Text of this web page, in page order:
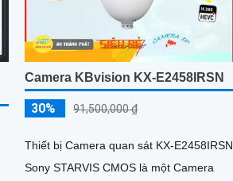
Camera KBvision KX-E2458IRSN
30% 91,500,000 ₫
Thiết bị Camera quan sát KX-E2458IRSN
Sony STARVIS CMOS là một Camera